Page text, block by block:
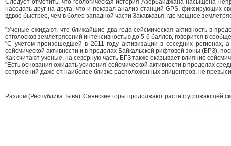
Следует отметить, что геологическая история Азербайджана насыщена
наседать друг на друга, что и показал анализ станций GPS, фиксирующих
вдвое быстрее, чем в более западной части Закавказья, где мощное
"Ученые ожидают, что ближайшие два года сейсмическая активность в
отголосков землетрясений интенсивностью до 5-6 баллов, говорится в
"С учетом произошедшей в 2011 году активизации в соседних регионах,
сейсмической активности и в пределах Байкальской рифтовой зоны (БРЗ),
Как считают ученые, на северную часть БГЗ также оказывает влияние
"Есть основания ожидать усиления сейсмической активности в пределах
сотрясений даже от наиболее близко расположенных эпицентров, не
Разлом (Республика Тыва). Саянские горы продолжают расти с угрожающей